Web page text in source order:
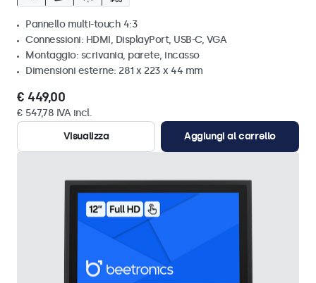
Pannello multi-touch 4:3
Connessioni: HDMI, DisplayPort, USB-C, VGA
Montaggio: scrivania, parete, incasso
Dimensioni esterne: 281 x 223 x 44 mm
€ 449,00
€ 547,78 IVA incl.
Visualizza
Aggiungi al carrello